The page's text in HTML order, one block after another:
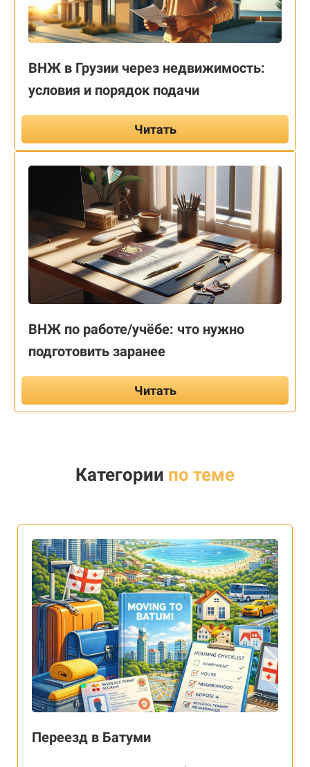
ВНЖ в Грузии через недвижимость:
условия и порядок подачи
Читать
ВНЖ по работе/учёбе: что нужно
подготовить заранее
Читать
Категории по теме
Переезд в Батуми